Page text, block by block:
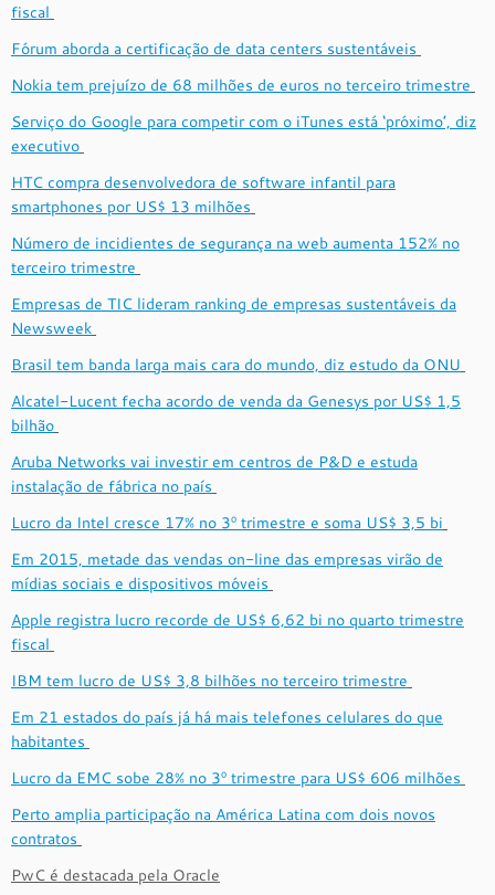
fiscal
Fórum aborda a certificação de data centers sustentáveis
Nokia tem prejuízo de 68 milhões de euros no terceiro trimestre
Serviço do Google para competir com o iTunes está ‘próximo’, diz
executivo
HTC compra desenvolvedora de software infantil para
smartphones por US$ 13 milhões
Número de incidientes de segurança na web aumenta 152% no
terceiro trimestre
Empresas de TIC lideram ranking de empresas sustentáveis da
Newsweek
Brasil tem banda larga mais cara do mundo, diz estudo da ONU
Alcatel-Lucent fecha acordo de venda da Genesys por US$ 1,5
bilhão
Aruba Networks vai investir em centros de P&D e estuda
instalação de fábrica no país
Lucro da Intel cresce 17% no 3º trimestre e soma US$ 3,5 bi
Em 2015, metade das vendas on-line das empresas virão de
mídias sociais e dispositivos móveis
Apple registra lucro recorde de US$ 6,62 bi no quarto trimestre
fiscal
IBM tem lucro de US$ 3,8 bilhões no terceiro trimestre
Em 21 estados do país já há mais telefones celulares do que
habitantes
Lucro da EMC sobe 28% no 3º trimestre para US$ 606 milhões
Perto amplia participação na América Latina com dois novos
contratos
PwC é destacada pela Oracle